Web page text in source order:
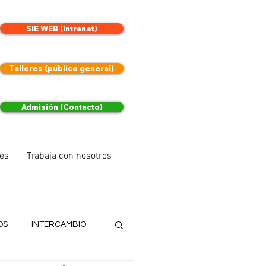
SIE WEB (Intranet)
Talleres (público general)
Admisión (Contacto)
Trabaja con nosotros
INTERCAMBIO